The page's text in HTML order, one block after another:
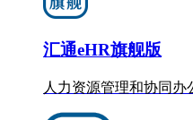
汇通eHR旗舰版
人力资源管理和协同办